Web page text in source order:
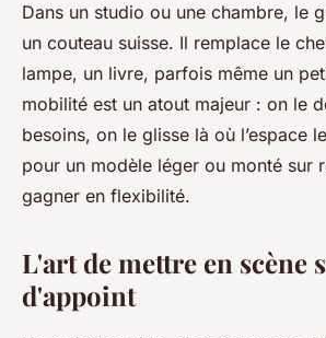
Dans un studio ou une chambre, le
un couteau suisse. Il remplace le
lampe, un livre, parfois même un
mobilité est un atout majeur : on le
besoins, on le glisse là où l’espace
pour un modèle léger ou monté sur
gagner en flexibilité.
L'art de mettre en scène
d'appoint